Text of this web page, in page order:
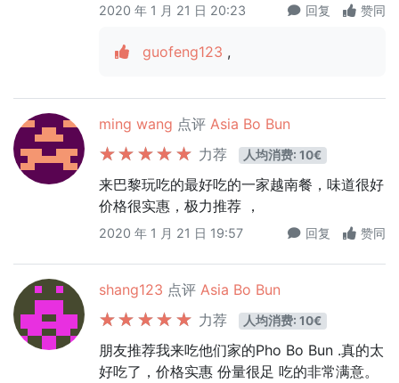
2020 年 1 月 21 日 20:23 回复 赞同
guofeng123 ,
ming wang 点评 Asia Bo Bun
力荐
人均消费: 10€
来巴黎玩吃的最好吃的一家越南餐，味道很好
价格很实惠，极力推荐 ，
2020 年 1 月 21 日 19:57 回复 赞同
shang123 点评 Asia Bo Bun
力荐
人均消费: 10€
朋友推荐我来吃他们家的Pho Bo Bun .真的太
好吃了，价格实惠 份量很足 吃的非常满意。